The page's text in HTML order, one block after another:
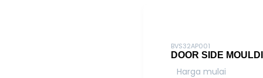
BVS32AP001
DOOR SIDE
Harga mulai